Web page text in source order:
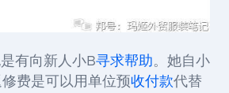
有向新人小B寻求帮助。她自小
费是可以用单位预收付款代替